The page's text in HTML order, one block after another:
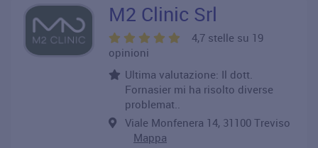
M2 Clinic Srl
4,7 stelle su 19
opinioni
Ultima valutazione: Il dott.
Fornasier mi ha risolto diverse
problemat..
Viale Monfenera 14, 31100 Treviso
Mappa